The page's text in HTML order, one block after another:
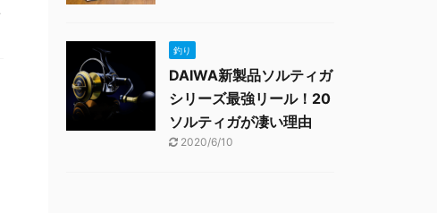
釣り
DAIWA新製品ソルティガ
シリーズ最強リール！20
ソルティガが凄い理由
2020/6/10